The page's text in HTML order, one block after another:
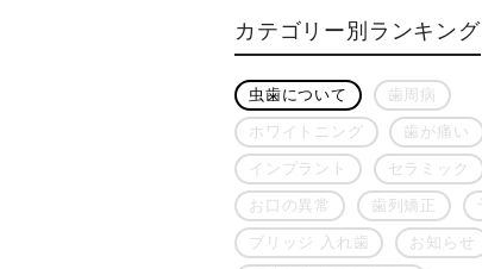
カテゴリー別ランキング
虫歯について 歯周病
ホワイトニング 歯が痛い
インプラント セラミック
お口の異常 歯列矯正
ブリッジ 入れ歯 お知らせ